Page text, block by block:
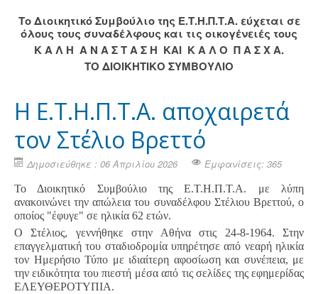
Το Διοικητικό Συμβούλιο της Ε.Τ.Η.Π.Τ.Α. εύχεται σε
όλους τους συναδέλφους και τις οικογένειές τους
Κ Α Λ Η Α Ν Α Σ Τ Α Σ Η ΚΑΙ Κ Α Λ Ο Π Α Σ Χ Α.
ΤΟ ΔΙΟΙΚΗΤΙΚΟ ΣΥΜΒΟΥΛΙΟ
Η Ε.Τ.Η.Π.Τ.Α. αποχαιρετά
τον Στέλιο Βρεττό
Δημοσιεύθηκε : 06 Απριλίου 2026 Εμφανίσεις: 365
Το Διοικητικό Συμβούλιο της Ε.Τ.Η.Π.Τ.Α. με λύπη
ανακοινώνει την απώλεια του συναδέλφου Στέλιου Βρεττού, ο
οποίος "έφυγε" σε ηλικία 62 ετών.
Ο Στέλιος, γεννήθηκε στην Αθήνα στις 24-8-1964. Στην
επαγγελματική του σταδιοδρομία υπηρέτησε από νεαρή ηλικία
τον Ημερήσιο Τύπο με ιδιαίτερη αφοσίωση και συνέπεια, με
την ειδικότητα του πιεστή μέσα από τις σελίδες της εφημερίδας
ΕΛΕΥΘΕΡΟΤΥΠΙΑ.